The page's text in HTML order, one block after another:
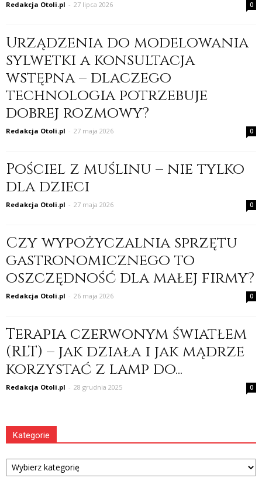
Redakcja Otoli.pl - 27 lipca 2026 0
Urządzenia do modelowania
sylwetki a konsultacja
wstępna – dlaczego
technologia potrzebuje
dobrej rozmowy?
Redakcja Otoli.pl - 27 maja 2026 0
Pościel z muślinu – nie tylko
dla dzieci
Redakcja Otoli.pl - 27 maja 2026 0
Czy wypożyczalnia sprzętu
gastronomicznego to
oszczędność dla małej firmy?
Redakcja Otoli.pl - 26 maja 2026 0
Terapia czerwonym światłem
(RLT) – jak działa i jak mądrze
korzystać z lamp do...
Redakcja Otoli.pl - 28 grudnia 2025 0
Kategorie
Kategorie